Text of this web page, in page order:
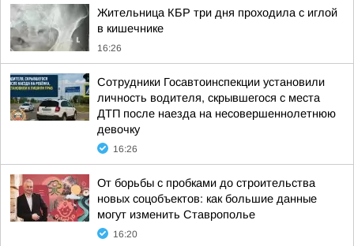
Жительница КБР три дня проходила с иглой
в кишечнике
16:26
Сотрудники Госавтоинспекции установили
личность водителя, скрывшегося с места
ДТП после наезда на несовершеннолетнюю
девочку
16:26
От борьбы с пробками до строительства
новых соцобъектов: как большие данные
могут изменить Ставрополье
16:20